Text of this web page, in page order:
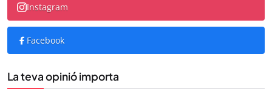
Instagram
Facebook
La teva opinió importa